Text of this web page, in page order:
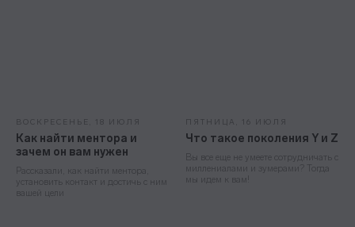
ВОСКРЕСЕНЬЕ, 18 ИЮЛЯ
Как найти ментора и
зачем он вам нужен
Рассказали, как найти ментора,
установить контакт и достичь с ним
вашей цели
ПЯТНИЦА, 16 ИЮЛЯ
Что такое поколения Y и Z
Вы все еще не умеете сотрудничать с
миллениалами и зумерами? Тогда
мы идем к вам!